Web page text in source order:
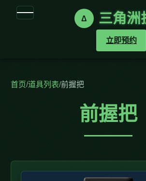
Δ 三角洲
立即预约
首页/道具列表/前握把
前握把